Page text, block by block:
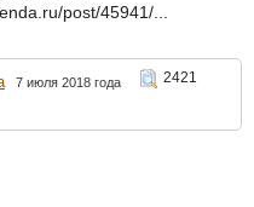
post/45941/...
7 июля 2018 года
2421